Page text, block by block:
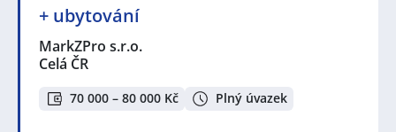
+ ubytování
MarkZPro s.r.o.
Celá ČR
70 000 – 80 000 Kč Plný úvazek